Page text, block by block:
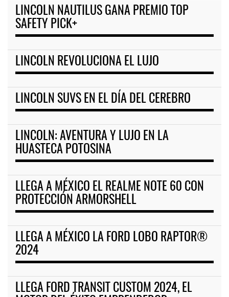
LINCOLN NAUTILUS GANA PREMIO TOP
SAFETY PICK+
LINCOLN REVOLUCIONA EL LUJO
LINCOLN SUVS EN EL DÍA DEL CEREBRO
LINCOLN: AVENTURA Y LUJO EN LA
HUASTECA POTOSINA
LLEGA A MÉXICO EL REALME NOTE 60 CON
PROTECCIÓN ARMORSHELL
LLEGA A MÉXICO LA FORD LOBO RAPTOR®
2024
LLEGA FORD TRANSIT CUSTOM 2024, EL